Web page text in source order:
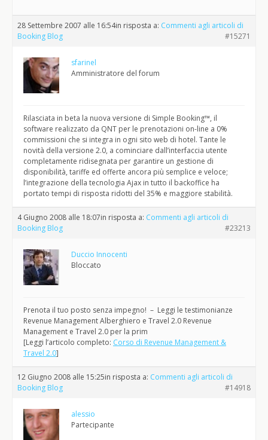
28 Settembre 2007 alle 16:54in risposta a: Commenti agli articoli di
Booking Blog
#15271
sfarinel
Amministratore del forum
Rilasciata in beta la nuova versione di Simple Booking™, il
software realizzato da QNT per le prenotazioni on-line a 0%
commissioni che si integra in ogni sito web di hotel. Tante le
novità della versione 2.0, a cominciare dall’interfaccia utente
completamente ridisegnata per garantire un gestione di
disponibilità, tariffe ed offerte ancora più semplice e veloce;
l’integrazione della tecnologia Ajax in tutto il backoffice ha
portato tempi di risposta ridotti del 35% e maggiore stabilità.
4 Giugno 2008 alle 18:07in risposta a: Commenti agli articoli di
Booking Blog
#23213
Duccio Innocenti
Bloccato
Prenota il tuo posto senza impegno! – Leggi le testimonianze
Revenue Management Alberghiero e Travel 2.0 Revenue
Management e Travel 2.0 per la prim
[Leggi l’articolo completo: Corso di Revenue Management &
Travel 2.0]
12 Giugno 2008 alle 15:25in risposta a: Commenti agli articoli di
Booking Blog
#14918
alessio
Partecipante